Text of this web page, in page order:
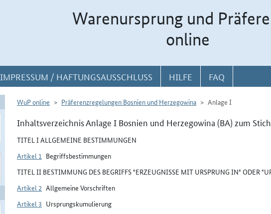
Warenursprung und
online
IMPRESSUM / HAFTUNGSAUSSCHLUSS HILFE FAQ
WuP online Präferenzregelungen Bosnien und Herzegowina Anlage I
Inhaltsverzeichnis Anlage I Bosnien und Herzegowina (BA) zum
TITEL I ALLGEMEINE BESTIMMUNGEN
Artikel 1 Begriffsbestimmungen
TITEL II BESTIMMUNG DES BEGRIFFS "ERZEUGNISSE MIT URSPRUNG IN" ODER
Artikel 2 Allgemeine Vorschriften
Artikel 3 Ursprungskumulierung